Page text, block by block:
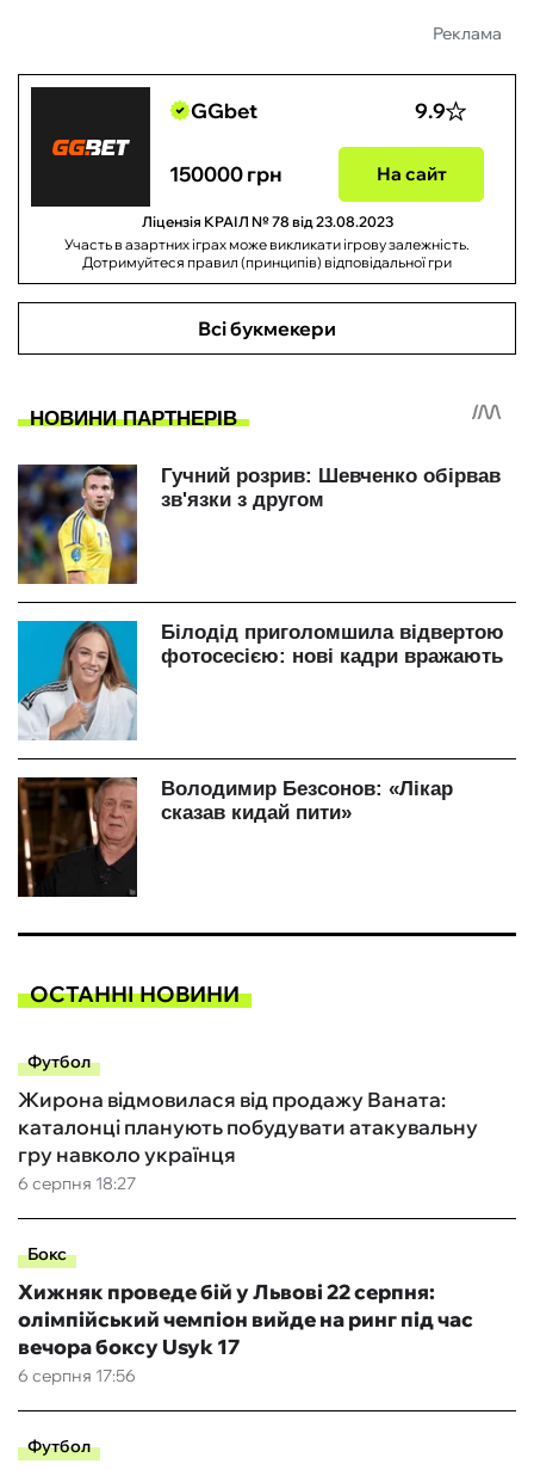
Реклама
GGbet 9.9
150000 грн На сайт
Ліцензія КРАІЛ № 78 від 23.08.2023
Участь в азартних іграх може викликати ігрову залежність.
Дотримуйтеся правил (принципів) відповідальної гри
Всі букмекери
ОСТАННІ НОВИНИ
Футбол
6 серпня 18:27
Жирона відмовилася від продажу Ваната:
каталонці планують побудувати атакувальну
гру навколо українця
Бокс
6 серпня 17:56
Хижняк проведе бій у Львові 22 серпня:
олімпійський чемпіон вийде на ринг під час
вечора боксу Usyk 17
Футбол